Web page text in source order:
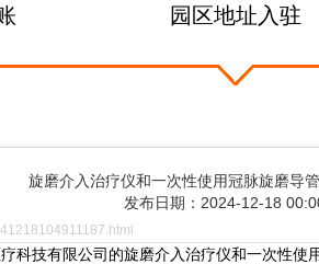
园区地址入驻
旋磨介入治疗仪和一次性使用冠脉旋磨导
发布日期：2024-12-18
技有限公司的旋磨介入治疗仪和一次性使